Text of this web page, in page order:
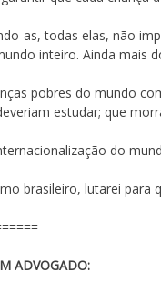
as, todas elas, não
inteiro. Ainda mais
pobres do mundo
estudar; que
do
brasileiro, lutarei para
ADVOGADO: